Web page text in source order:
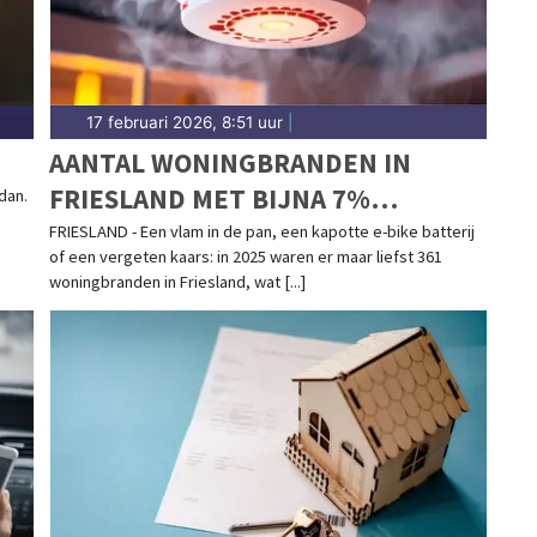
17 februari 2026, 8:51 uur|
AANTAL WONINGBRANDEN IN
FRIESLAND MET BIJNA 7%
GEDAALD
FRIESLAND - Een vlam in de pan, een kapotte e-bike batterij
of een vergeten kaars: in 2025 waren er maar liefst 361
woningbranden in Friesland, wat [...]